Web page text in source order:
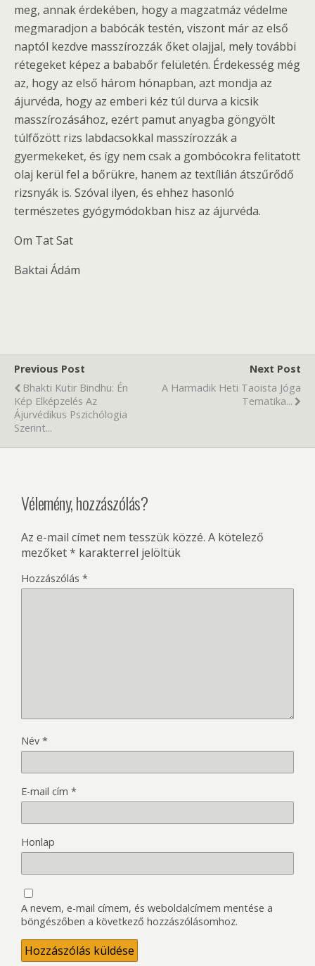
meg, annak érdekében, hogy a magzatmáz védelme
megmaradjon a babócák testén, viszont már az első
naptól kezdve masszírozzák őket olajjal, mely további
rétegeket képez a bababőr felületén. Érdekesség még
az, hogy az első három hónapban, azt mondja az
ájurvéda, hogy az emberi kéz túl durva a kicsik
masszírozásához, ezért pamut anyagba göngyölt
túlfőzött rizs labdacsokkal masszírozzák a
gyermekeket, és így nem csak a gombócokra felitatott
olaj kerül fel a bőrükre, hanem az textílián átszűrődő
rizsnyák is. Szóval ilyen, és ehhez hasonló
természetes gyógymódokban hisz az ájurvéda.
Om Tat Sat
Baktai Ádám
Previous Post
Bhakti Kutir Bindhu: Én
Kép Elképzelés Az
Ájurvédikus Pszichólogia
Szerint...
Next Post
A Harmadik Heti Taoista Jóga
Tematika...
Vélemény, hozzászólás?
Az e-mail címet nem tesszük közzé. A kötelező
mezőket* karakterrel jelöltük
Hozzászólás *
Név *
E-mail cím *
Honlap
A nevem, e-mail címem, és weboldalcímem mentése a
böngészőben a következő hozzászólásomhoz.